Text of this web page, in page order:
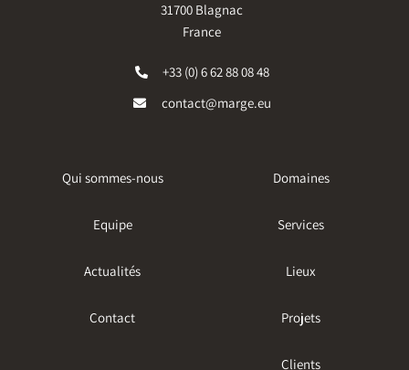
31700 Blagnac
France
+33 (0) 6 62 88 08 48
contact@marge.eu
Qui sommes-nous
Equipe
Actualités
Contact
Domaines
Services
Lieux
Projets
Clients